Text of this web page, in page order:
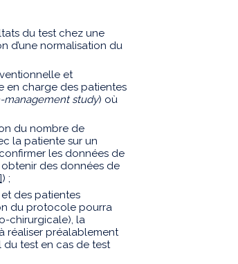
du test chez une
d’une normalisation du
et
en charge des patientes
management study) où
du nombre de
la patiente sur un
les données de
des données de
) ;
des patientes
du protocole pourra
chirurgicale), la
réaliser préalablement
du test en cas de test